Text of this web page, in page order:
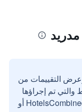
التقييمات من
والتي تم إجراؤها
بواسطة مستخدمين حقيقيين مع HotelsCombined أو